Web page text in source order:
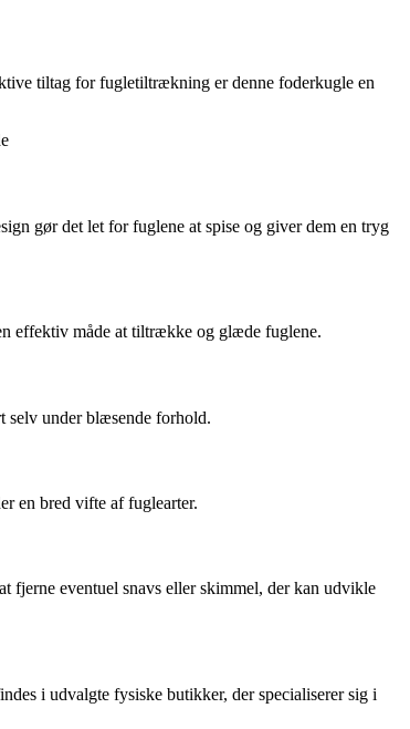
tiltag for fugletiltrækning er denne foderkugle en
gør det let for fuglene at spise og giver dem en tryg
effektiv måde at tiltrække og glæde fuglene.
selv under blæsende forhold.
en bred vifte af fuglearter.
fjerne eventuel snavs eller skimmel, der kan udvikle
i udvalgte fysiske butikker, der specialiserer sig i